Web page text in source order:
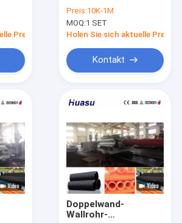
gewölbte Rohrverdrängungslinie
Extrusionslinie
Preis
Wellrohr-
Extrusionslinie mit
Siemens SPS-
Produktivität
Preis:10K-1M
MOQ:1 SET
Holen Sie sich aktuelle Preis
Kontakt
Doppelwand-
Wallrohr-